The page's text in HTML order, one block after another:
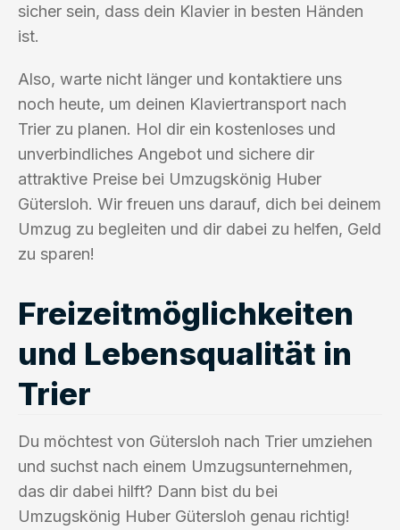
sicher sein, dass dein Klavier in besten Händen
ist.
Also, warte nicht länger und kontaktiere uns
noch heute, um deinen Klaviertransport nach
Trier zu planen. Hol dir ein kostenloses und
unverbindliches Angebot und sichere dir
attraktive Preise bei Umzugskönig Huber
Gütersloh. Wir freuen uns darauf, dich bei deinem
Umzug zu begleiten und dir dabei zu helfen, Geld
zu sparen!
Freizeitmöglichkeiten
und Lebensqualität in
Trier
Du möchtest von Gütersloh nach Trier umziehen
und suchst nach einem Umzugsunternehmen,
das dir dabei hilft? Dann bist du bei
Umzugskönig Huber Gütersloh genau richtig!